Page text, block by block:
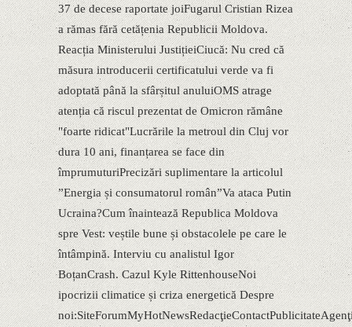
37 de decese raportate joiFugarul Cristian Rizea
a rămas fără cetățenia Republicii Moldova.
Reacția Ministerului JustițieiCiucă: Nu cred că
măsura introducerii certificatului verde va fi
adoptată până la sfârșitul anuluiOMS atrage
atenția că riscul prezentat de Omicron rămâne
"foarte ridicat"Lucrările la metroul din Cluj vor
dura 10 ani, finanțarea se face din
împrumuturiPrecizări suplimentare la articolul
”Energia și consumatorul român”Va ataca Putin
Ucraina?Cum înaintează Republica Moldova
spre Vest: veștile bune și obstacolele pe care le
întâmpină. Interviu cu analistul Igor
BoțanCrash. Cazul Kyle RittenhouseNoi
ipocrizii climatice și criza energetică Despre